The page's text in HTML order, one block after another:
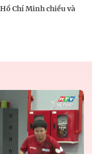
Chí Minh chiều và